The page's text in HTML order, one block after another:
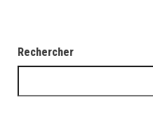
Rechercher